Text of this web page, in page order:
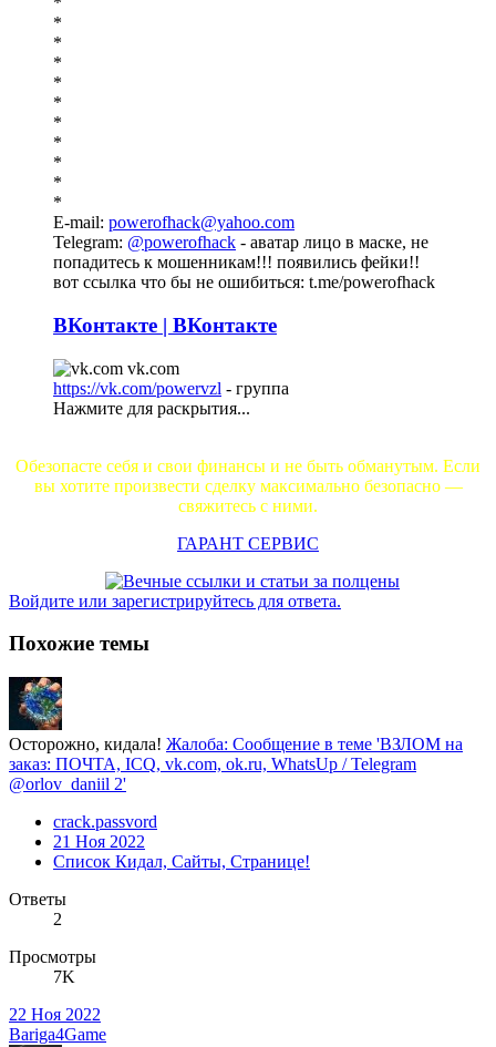
*
*
*
*
*
*
*
*
*
*
E-mail: powerofhack@yahoo.com
Telegram: @powerofhack - аватар лицо в маске, не
попадитесь к мошенникам!!! появились фейки!!
вот ссылка что бы не ошибиться: t.me/powerofhack
ВКонтакте | ВКонтакте
vk.com
https://vk.com/powervzl - группа
Нажмите для раскрытия...
Обезопасте себя и свои финансы и не быть обманутым. Если
вы хотите произвести сделку максимально безопасно —
свяжитесь с ними.
ГАРАНТ СЕРВИС
Войдите или зарегистрируйтесь для ответа.
Похожие темы
Осторожно, кидала! Жалоба: Сообщение в теме 'ВЗЛОМ на
заказ: ПОЧТА, ICQ, vk.com, ok.ru, WhatsUp / Telegram
@orlov_daniil 2'
crack.passvord
21 Ноя 2022
Список Кидал, Сайты, Странице!
Ответы
2
Просмотры
7K
22 Ноя 2022
Bariga4Game